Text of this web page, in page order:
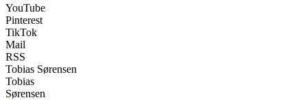
YouTube
Pinterest
TikTok
Mail
RSS
Tobias Sørensen
Tobias
Sørensen